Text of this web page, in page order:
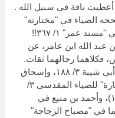
ناقة في سبيل الله .
الضياء في "مختارته"
(٢٣٧) وجود إسناده الحافظ ابن كثير في "مسند عمر" ١/ ٣٦٧!!
عبد الله ابن عامر، عن
فكلاهما رجالهما ثقات.
أما رواية سليمان التيمي فأخرجها ابن أبي شيبة ٣/ ١٨٨، وإسحاق
بن راهويه في "مسنده" كما في "المختارة" للضياء المقدسي ٣/
٦٥، وأحمد بن حنبل في "مسنده" (١٤١٠)، وأحمد بن منيع في
في "المختارة" ٣/ ٦٥، وكما في "مصباح الزجاجة"